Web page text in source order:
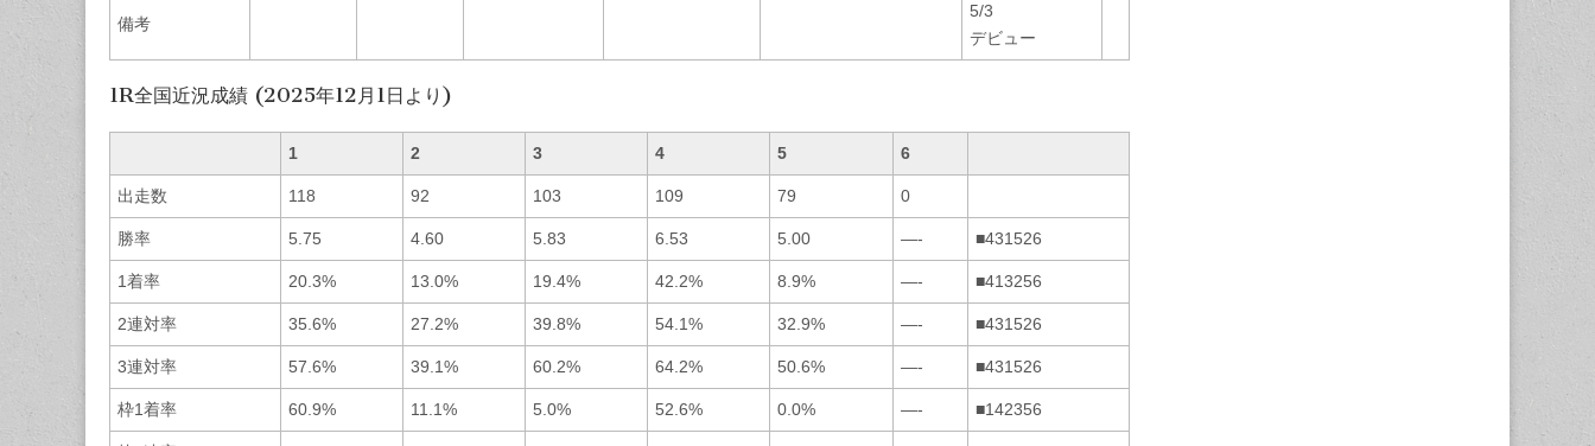
備考
5/3
デビュー
1R全国近況成績 (2025年12月1日より)
1 2 3 4 5 6
出走数 118 92 103 109 79 0
勝率 5.75 4.60 5.83 6.53 5.00 —- ■431526
1着率 20.3% 13.0% 19.4% 42.2% 8.9% —- ■413256
2連対率 35.6% 27.2% 39.8% 54.1% 32.9% —- ■431526
3連対率 57.6% 39.1% 60.2% 64.2% 50.6% —- ■431526
枠1着率 60.9% 11.1% 5.0% 52.6% 0.0% —- ■142356